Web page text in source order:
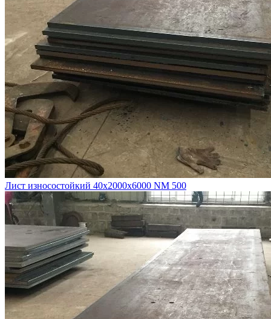
Лист износостойкий 40х2000х6000 NM 500